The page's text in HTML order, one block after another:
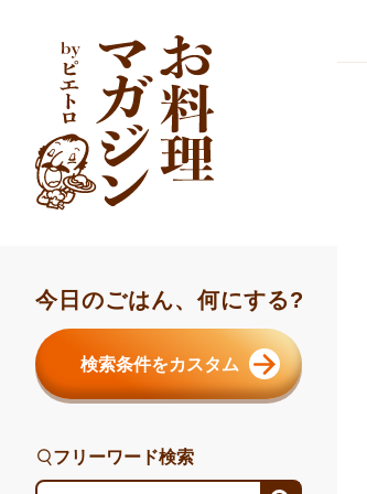
今日のごはん、何にする?
検索条件をカスタム
フリーワード検索